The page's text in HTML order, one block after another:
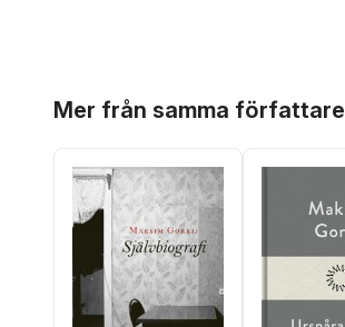
Mer från samma författare